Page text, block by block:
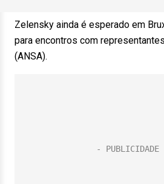
Zelensky ainda é esperado em
para encontros com
(ANSA).